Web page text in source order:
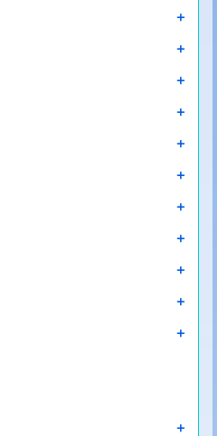











